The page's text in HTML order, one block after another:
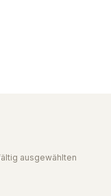
ausgewählten